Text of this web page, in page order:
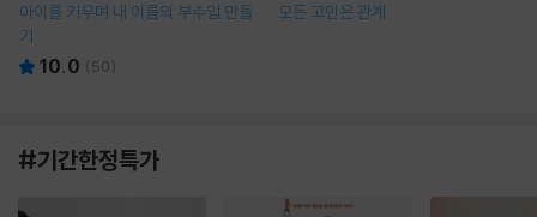
아이를 키우며 내 이름의 부수입 만들
기
10.0 (50)
모든 고민은 관계
#기간한정특가